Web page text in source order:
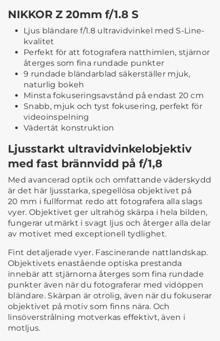
NIKKOR Z 20mm f/1.8 S
Ljus bländare f/1.8 ultravidvinkel med S-Line-
kvalitet
Perfekt för att fotografera natthimlen, stjärnor
återges som fina rundade punkter
9 rundade bländarblad säkerställer mjuk,
naturlig bokeh
Minsta fokuseringsavstånd på endast 20 cm
Snabb, mjuk och tyst fokusering, perfekt för
videoinspelning
Vädertät konstruktion
Ljusstarkt ultravidvinkelobjektiv
med fast brännvidd på f/1,8
Med avancerad optik och omfattande väderskydd
är det här ljusstarka, spegellösa objektivet på
20 mm i fullformat redo att fotografera alla slags
vyer. Objektivet ger ultrahög skärpa i hela bilden,
fungerar utmärkt i svagt ljus och återger alla delar
av motivet med exceptionell tydlighet.
Fint detaljerade vyer. Fascinerande nattlandskap.
Objektivets enastående optiska prestanda
innebär att stjärnorna återges som fina rundade
punkter även när du fotograferar med vidöppen
bländare. Skärpan är otrolig, även när du fokuserar
objektivet på motiv som finns nära. Och
linsöverstrålning motverkas effektivt, även i
motljus.